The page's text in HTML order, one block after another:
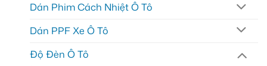
Dán Phim Cách Nhiệt Ô Tô
Dán PPF Xe Ô Tô
Độ Đèn Ô Tô